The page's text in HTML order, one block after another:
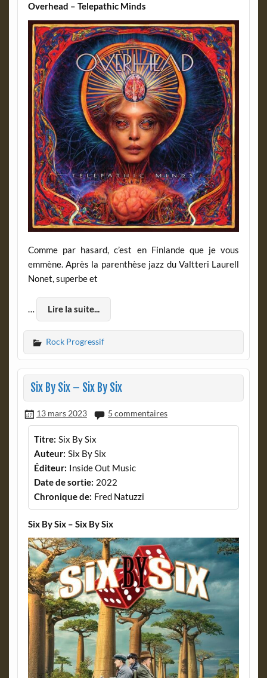
Overhead – Telepathic Minds
Comme par hasard, c’est en Finlande que je vous
emmène. Après la parenthèse jazz du Valtteri Laurell
Nonet, superbe et
… Lire la suite...
Rock Progressif
Six By Six – Six By Six
13 mars 2023 5 commentaires
Titre: Six By Six
Auteur: Six By Six
Éditeur: Inside Out Music
Date de sortie: 2022
Chronique de: Fred Natuzzi
Six By Six – Six By Six